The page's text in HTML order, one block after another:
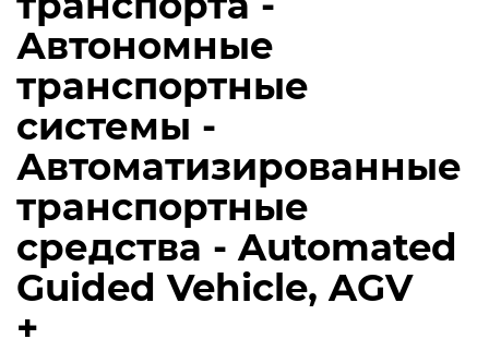
Автономные
транспортные
системы -
Автоматизированные
транспортные
средства - Automated
Guided Vehicle, AGV
+